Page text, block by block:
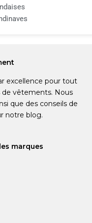
excellence pour tout
de vêtements. Nous
que des conseils de
notre blog.
marques